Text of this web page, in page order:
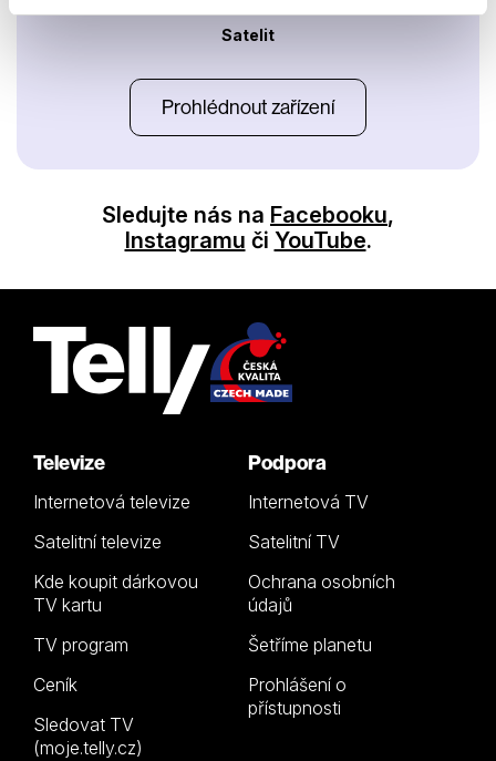
Satelit
Prohlédnout zařízení
Sledujte nás na Facebooku,
Instagramu či YouTube.
Televize
Internetová televize
Satelitní televize
Kde koupit dárkovou
TV kartu
TV program
Ceník
Sledovat TV
(moje.telly.cz)
Podpora
Internetová TV
Satelitní TV
Ochrana osobních
údajů
Šetříme planetu
Prohlášení o
přístupnosti